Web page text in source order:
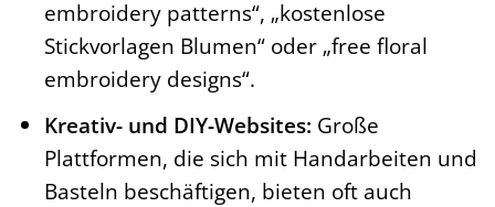
embroidery patterns“, „kostenlose
Stickvorlagen Blumen“ oder „free floral
embroidery designs“.
Kreativ- und DIY-Websites: Große
Plattformen, die sich mit Handarbeiten und
Basteln beschäftigen, bieten oft auch